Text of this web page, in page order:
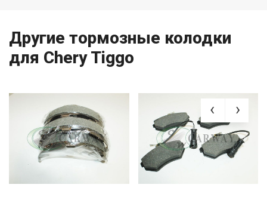
Другие тормозные колодки
для Chery Tiggo